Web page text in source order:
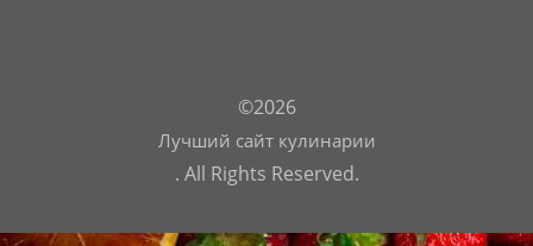
©2026
Лучший сайт кулинарии
. All Rights Reserved.